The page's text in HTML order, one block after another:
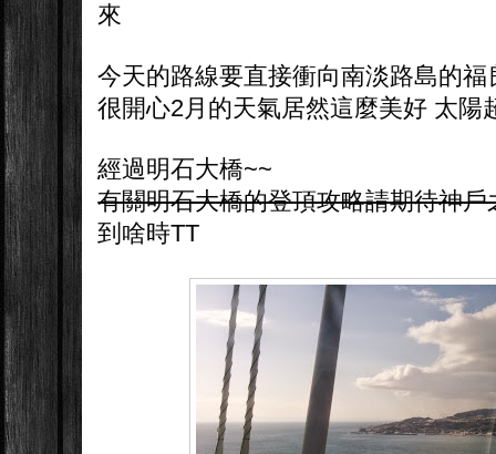
來
今天的路線要直接衝向南淡路島的
很開心2月的天氣居然這麼美好 太陽
經過明石大橋~~
有關明石大橋的登頂攻略請期待神戶
到啥時TT